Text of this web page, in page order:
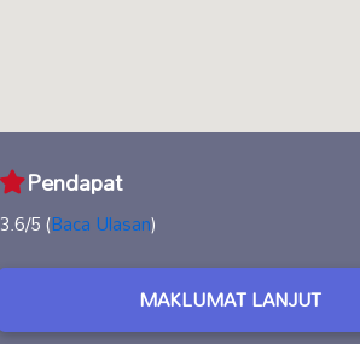
Pendapat
3.6/5 (Baca Ulasan)
MAKLUMAT LANJUT